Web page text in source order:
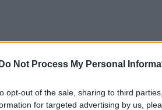
Do Not Process My Personal
opt-out of the sale, sharing to third
for targeted advertising by us,
a PSD Országos Politikai
a parlamenti frakciókkal
–írtaaz Agerpres.